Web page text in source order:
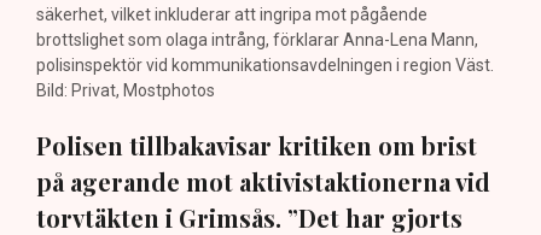
säkerhet, vilket inkluderar att ingripa mot pågående
brottslighet som olaga intrång, förklarar Anna-Lena Mann,
polisinspektör vid kommunikationsavdelningen i region Väst.
Bild: Privat, Mostphotos
Polisen tillbakavisar kritiken om brist
på agerande mot aktivistaktionerna vid
torvtäkten i Grimsås. ”Det har gjorts